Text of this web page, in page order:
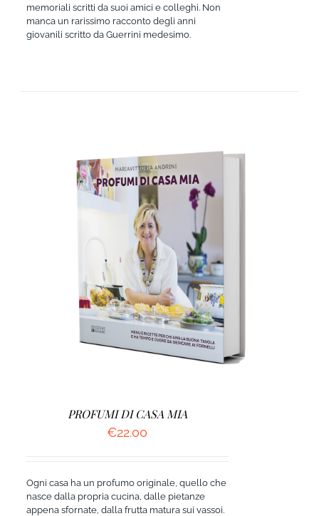
memoriali scritti da suoi amici e colleghi. Non
manca un rarissimo racconto degli anni
giovanili scritto da Guerrini medesimo.
AGGIUNGI AL CARRELLO / DETTAGLI
PROFUMI DI CASA MIA
€22.00
Ogni casa ha un profumo originale, quello che
nasce dalla propria cucina, dalle pietanze
appena sfornate, dalla frutta matura sui vassoi.